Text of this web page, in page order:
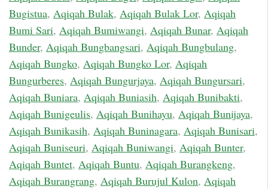
Bugistua, Aqiqah Bulak, Aqiqah Bulak Lor, Aqiqah
Bumi Sari, Aqiqah Bumiwangi, Aqiqah Bunar, Aqiqah
Bunder, Aqiqah Bungbangsari, Aqiqah Bungbulang,
Aqiqah Bungko, Aqiqah Bungko Lor, Aqiqah
Bungurberes, Aqiqah Bungurjaya, Aqiqah Bungursari,
Aqiqah Buniara, Aqiqah Buniasih, Aqiqah Bunibakti,
Aqiqah Bunigeulis, Aqiqah Bunihayu, Aqiqah Bunijaya,
Aqiqah Bunikasih, Aqiqah Buninagara, Aqiqah Bunisari,
Aqiqah Buniseuri, Aqiqah Buniwangi, Aqiqah Bunter,
Aqiqah Buntet, Aqiqah Buntu, Aqiqah Burangkeng,
Aqiqah Burangrang, Aqiqah Burujul Kulon, Aqiqah